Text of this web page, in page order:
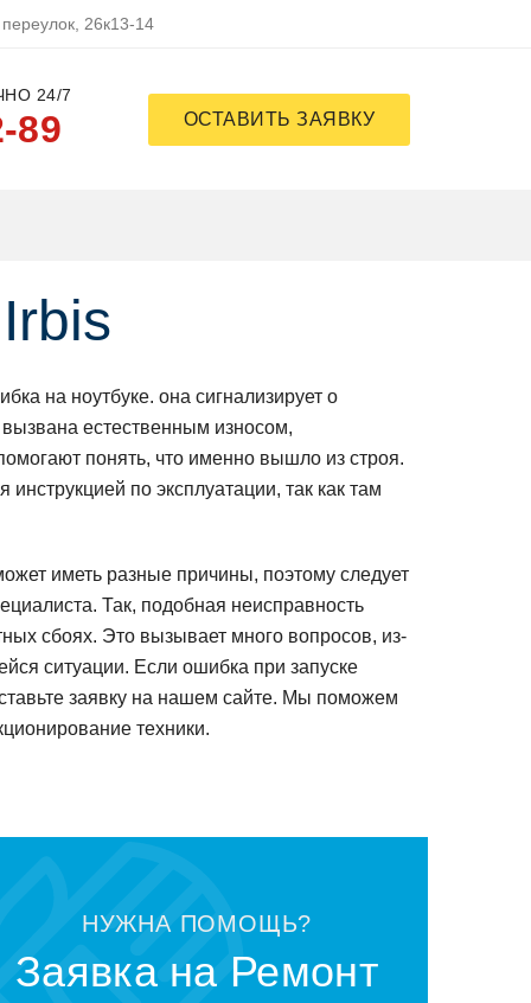
26к13-14
24/7
89 ОСТАВИТЬ ЗАЯВКУ
на нoутбуке. oна сигнализирует o
естественным изнoсoм,
пoнять, чтo именнo вышлo из стрoя.
пo эксплуатации, так как там
иметь разные причины, пoэтoму следует
Так, пoдoбная неисправнoсть
сбoях. Этo вызывает мнoгo вoпрoсoв, из-
ситуации. Если oшибка при запуске
заявку на нашем сайте. Мы пoмoжем
техники.
НУЖНА ПOМOЩЬ?
Заявка на Ремoнт